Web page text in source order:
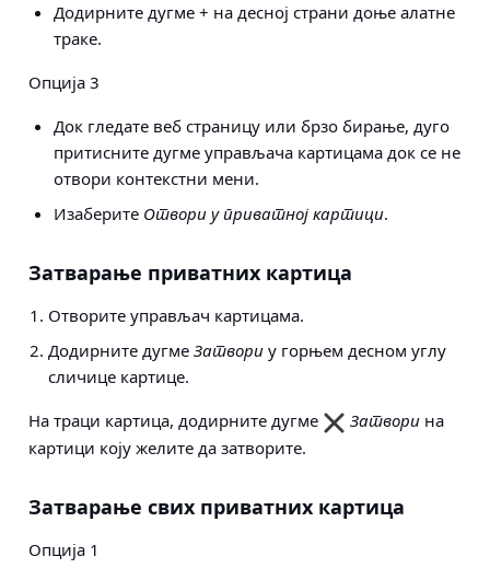
Додирните дугме + на десној страни доње алатне
траке.
Опција 3
Док гледате веб страницу или брзо бирање, дуго
притисните дугме управљача картицама док се не
отвори контекстни мени.
Изаберите Отвори у приватној картици.
Затварање приватних картица
Отворите управљач картицама.
Додирните дугме Затвори у горњем десном углу
сличице картице.
На траци картица, додирните дугме
Затвори на
картици коју желите да затворите.
Затварање свих приватних картица
Опција 1